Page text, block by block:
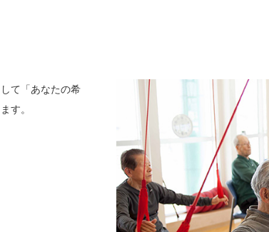
て「あなたの希
す。